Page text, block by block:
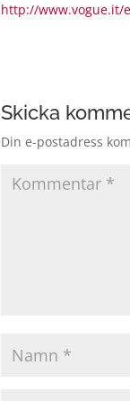
http://www.vogue.it/
Skicka
Din e-postadress